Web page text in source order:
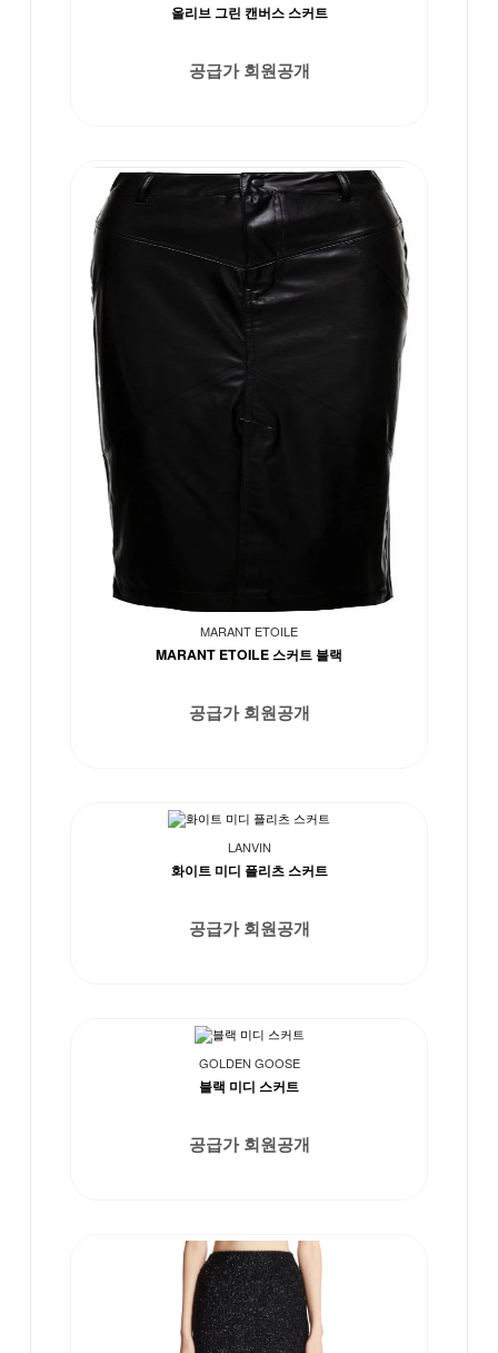
올리브 그린 캔버스 스커트
공급가 회원공개
MARANT ETOILE
MARANT ETOILE 스커트 블랙
공급가 회원공개
LANVIN
화이트 미디 플리츠 스커트
공급가 회원공개
GOLDEN GOOSE
블랙 미디 스커트
공급가 회원공개